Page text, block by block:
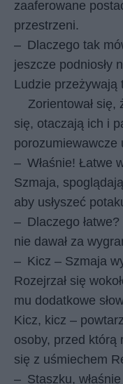
zaaferowane
przestrzeni.
– Dlaczego tak
jeszcze podniosły
Ludzie przeżywają
Zorientował się,
się, otaczają ich i
porozumiewawcze
– Właśnie! Łatwe
Szmaja,
aby usłyszeć
– Dlaczego
nie dawał za
– Kicz – Szmaja
Rozejrzał się
mu dodatkowe
Kicz, kicz –
osoby, przed którą
się z uśmiechem
– Staszku,